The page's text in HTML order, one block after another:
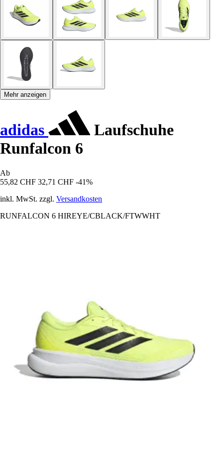
Mehr anzeigen
adidas
Laufschuhe
Runfalcon 6
Ab
55,82 CHF 32,71 CHF -41%
inkl. MwSt. zzgl. Versandkosten
RUNFALCON 6 HIREYE/CBLACK/FTWWHT